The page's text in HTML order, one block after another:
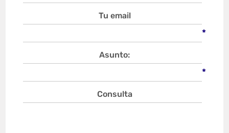
Tu email
*
Asunto:
*
Consulta